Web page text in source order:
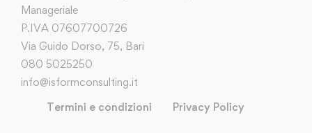
Manageriale
P.IVA 07607700726
Via Guido Dorso, 75, Bari
080 5025250
info@isformconsulting.it
Termini e condizioni
Privacy Policy